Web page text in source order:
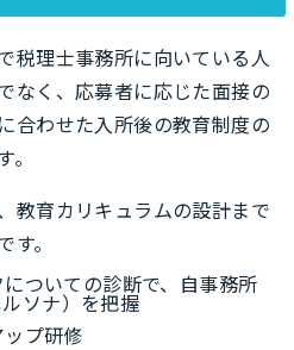
税理士事務所に向いている人
なく、応募者に応じた面接の
合わせた入所後の教育制度の
教育カリキュラムの設計まで
。
ついての診断で、自事務所
ソナ）を把握
プ研修